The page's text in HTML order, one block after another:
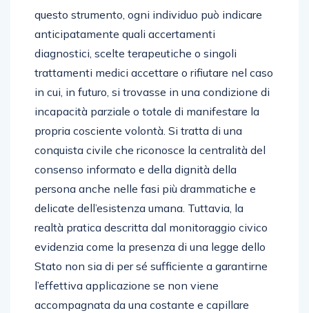
questo strumento, ogni individuo può indicare
anticipatamente quali accertamenti
diagnostici, scelte terapeutiche o singoli
trattamenti medici accettare o rifiutare nel caso
in cui, in futuro, si trovasse in una condizione di
incapacità parziale o totale di manifestare la
propria cosciente volontà. Si tratta di una
conquista civile che riconosce la centralità del
consenso informato e della dignità della
persona anche nelle fasi più drammatiche e
delicate dell’esistenza umana. Tuttavia, la
realtà pratica descritta dal monitoraggio civico
evidenzia come la presenza di una legge dello
Stato non sia di per sé sufficiente a garantirne
l’effettiva applicazione se non viene
accompagnata da una costante e capillare